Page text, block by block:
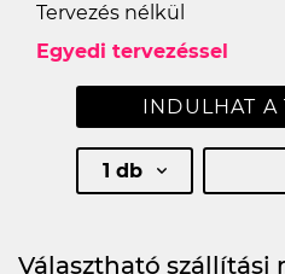
Tervezés nélkül
Egyedi tervezéssel
INDULHAT
1 db
Választható szállítási